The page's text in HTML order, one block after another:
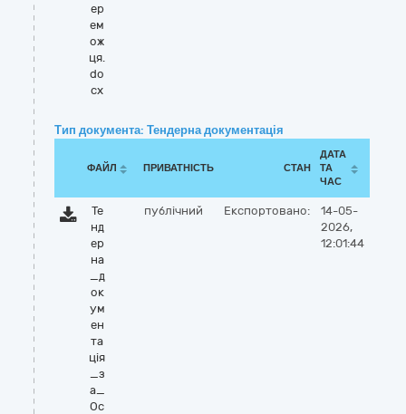
ер
ем
ож
ця.
do
cx
Тип документа: Тендерна документація
ФАЙЛ ПРИВАТНІСТЬ СТАН
ДАТА
ТА
ЧАС
Те
нд
ер
на
_д
ок
ум
ен
та
ція
_з
а_
Ос
публічний Експортовано:
14-05-
2026,
12:01:44